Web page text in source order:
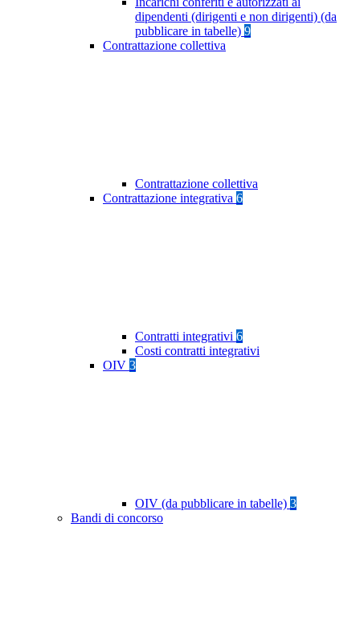
dipendenti (dirigenti e non dirigenti) (da
pubblicare in tabelle) 9
Contrattazione collettiva
Contrattazione collettiva
Contrattazione integrativa 6
Contratti integrativi 6
Costi contratti integrativi
OIV 3
OIV (da pubblicare in tabelle) 3
Bandi di concorso